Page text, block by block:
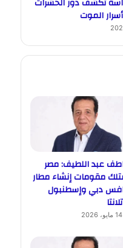
الموت
عبد اللطيف: مصر
مقومات إنشاء مطار
دبي وإسطنبول
14 مايو، 2026